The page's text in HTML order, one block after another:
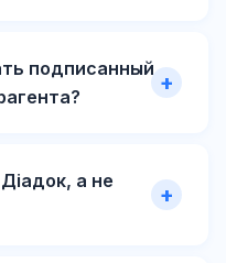
подписанный
а не